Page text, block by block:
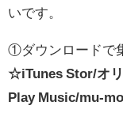
いです。
①ダウンロードで
☆iTunes Stor/オ
Play Music/mu-